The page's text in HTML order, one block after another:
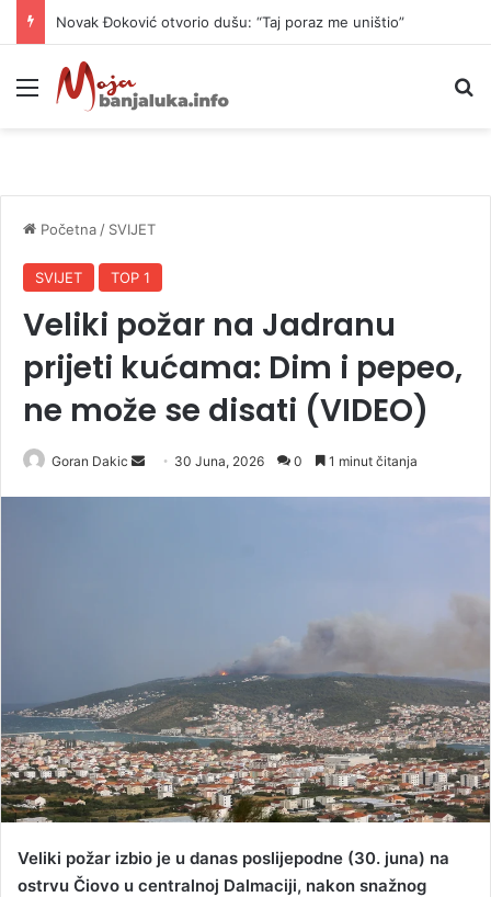
Novak Đoković otvorio dušu: “Taj poraz me uništio”
Meni
Početna / SVIJET
SVIJET TOP 1
Veliki požar na Jadranu
prijeti kućama: Dim i pepeo,
ne može se disati (VIDEO)
Goran Dakic
i
l
30 Juna, 2026 0 1 minut čitanja
Veliki požar izbio je u danas poslijepodne (30. juna) na
ostrvu Čiovo u centralnoj Dalmaciji, nakon snažnog